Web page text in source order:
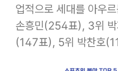
업적으로 세대를 아우
손흥민(254표), 3위
(147표), 5위 박찬호